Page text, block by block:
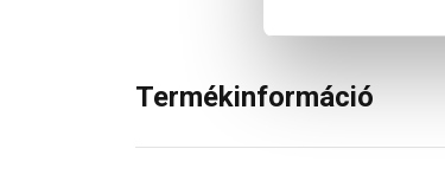
Termékinformáció